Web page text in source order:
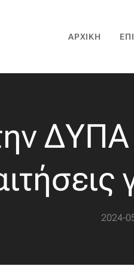
ΑΡΧΙΚΉ
ΔΥΠΑ
2024-